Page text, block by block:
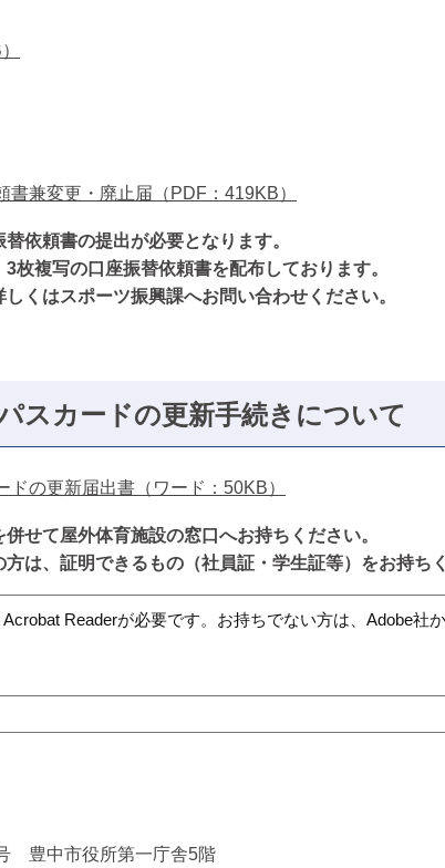
兼変更・廃止届（PDF：419KB）
依頼書の提出が必要となります。
複写の口座振替依頼書を配布しております。
くはスポーツ振興課へお問い合わせください。
スカードの更新手続きについて
の更新届出書（ワード：50KB）
せて屋外体育施設の窓口へお持ちください。
は、証明できるもの（社員証・学生証等）をお持ちく
Readerが必要です。お持ちでない方は、Adobe社
豊中市役所第一庁舎5階